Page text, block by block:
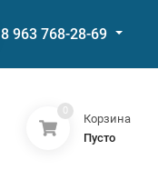
8 963 768-28-69
0
Корзина
Пусто